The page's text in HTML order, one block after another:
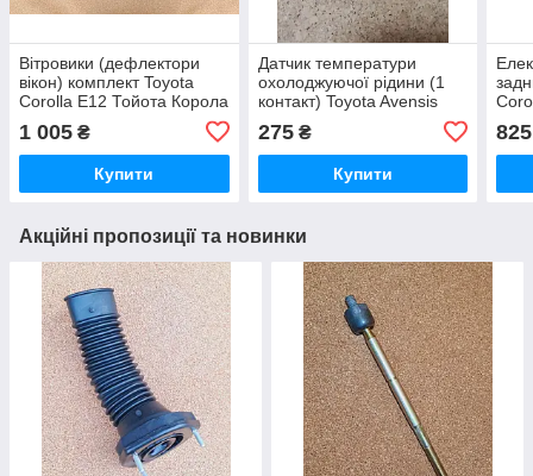
Вітровики (дефлектори
вікон) комплект Toyota
Corolla E12 Тойота Корола
Е12 Є12 Королла Каролла
1 005 ₴
Купити
Датчик температури
охолоджуючої рідини (1
контакт) Toyota Avensis
4Runner 4Y Тойота
Авенсіс Авенсис Королла
275₴
Купити
825
Акційні пропозиції та новинки